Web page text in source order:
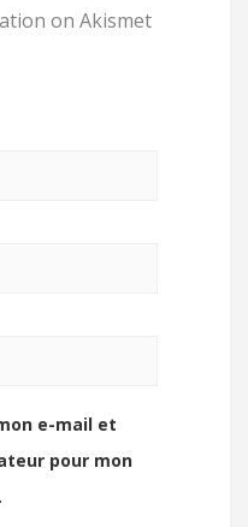
on Akismet
e-mail et
pour mon